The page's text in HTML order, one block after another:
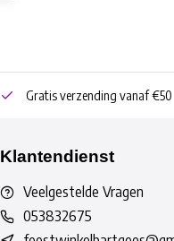
Gratis verzending vanaf €50
Klantendienst
Veelgestelde Vragen
053832675